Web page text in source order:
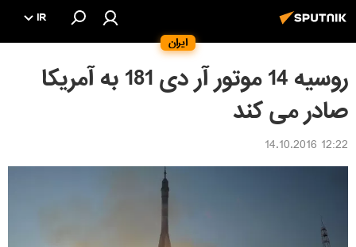
ایران
IR
روسیه 14 موتور آر دی 181 به آمریکا
صادر می کند
12:22 14.10.2016